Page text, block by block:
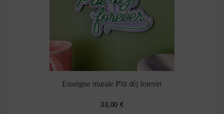
Enseigne murale P'tit déj forever
33,00 €